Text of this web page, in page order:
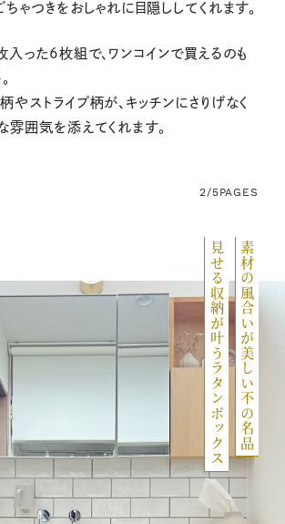
ゃつきをおしゃれに目隠ししてくれます。
った6枚組で、ワンコインで買えるのも
やストライプ柄が、キッチンにさりげなく
雰囲気を添えてくれます。
2/5PAGES
素材の風合いが美しい不の名品
見せる収納が叶うラタンボックス